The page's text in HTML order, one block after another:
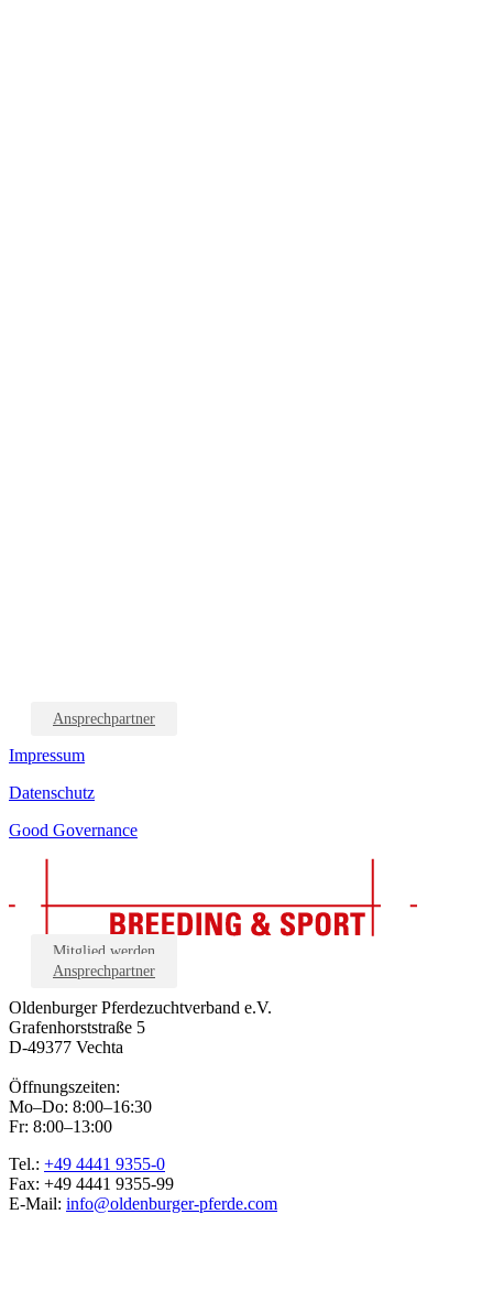
Ansprechpartner
Impressum
Datenschutz
Good Governance
Mitglied werden
Ansprechpartner
Oldenburger Pferdezuchtverband e.V.
Grafenhorststraße 5
D-49377 Vechta
Öffnungszeiten:
Mo–Do: 8:00–16:30
Fr: 8:00–13:00
Tel.: +49 4441 9355-0
Fax: +49 4441 9355-99
E-Mail: info@oldenburger-pferde.com